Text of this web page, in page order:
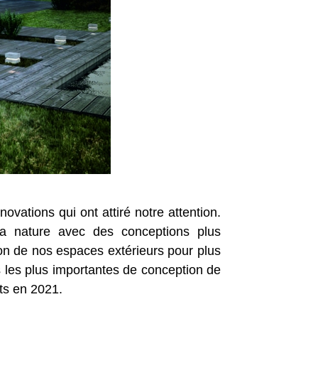
qui ont attiré notre attention.
nature avec des conceptions plus
de nos espaces extérieurs pour plus
les plus importantes de conception de
en 2021.